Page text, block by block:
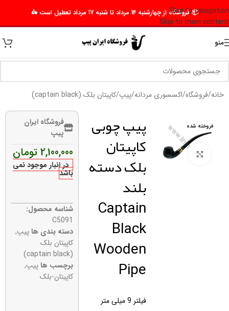
Skip to navigation
Skip to main content
📦 فروشگاه از چهارشنبه 14 مرداد تا شنبه 17 مرداد تعطیل است 🛵
منو
خانه/فروشگاه/اکسسوری مردانه/پیپ/کاپیتان بلک (captain black)
فروخته شده
برای بزرگنمایی کلیک کنید
پیپ چوبی
کاپیتان
بلک دسته
بلند
Captain
Black
Wooden
Pipe
فیلتر 9 میلی متر
فروشگاه ایران
پیپ
2,100,000 تومان
در انبار موجود نمی
باشد
شناسه محصول:
C5091
دسته بندی ها پیپ,
کاپیتان بلک
(captain black)
برچسب ها پیپ,
کاپیتان-بلک